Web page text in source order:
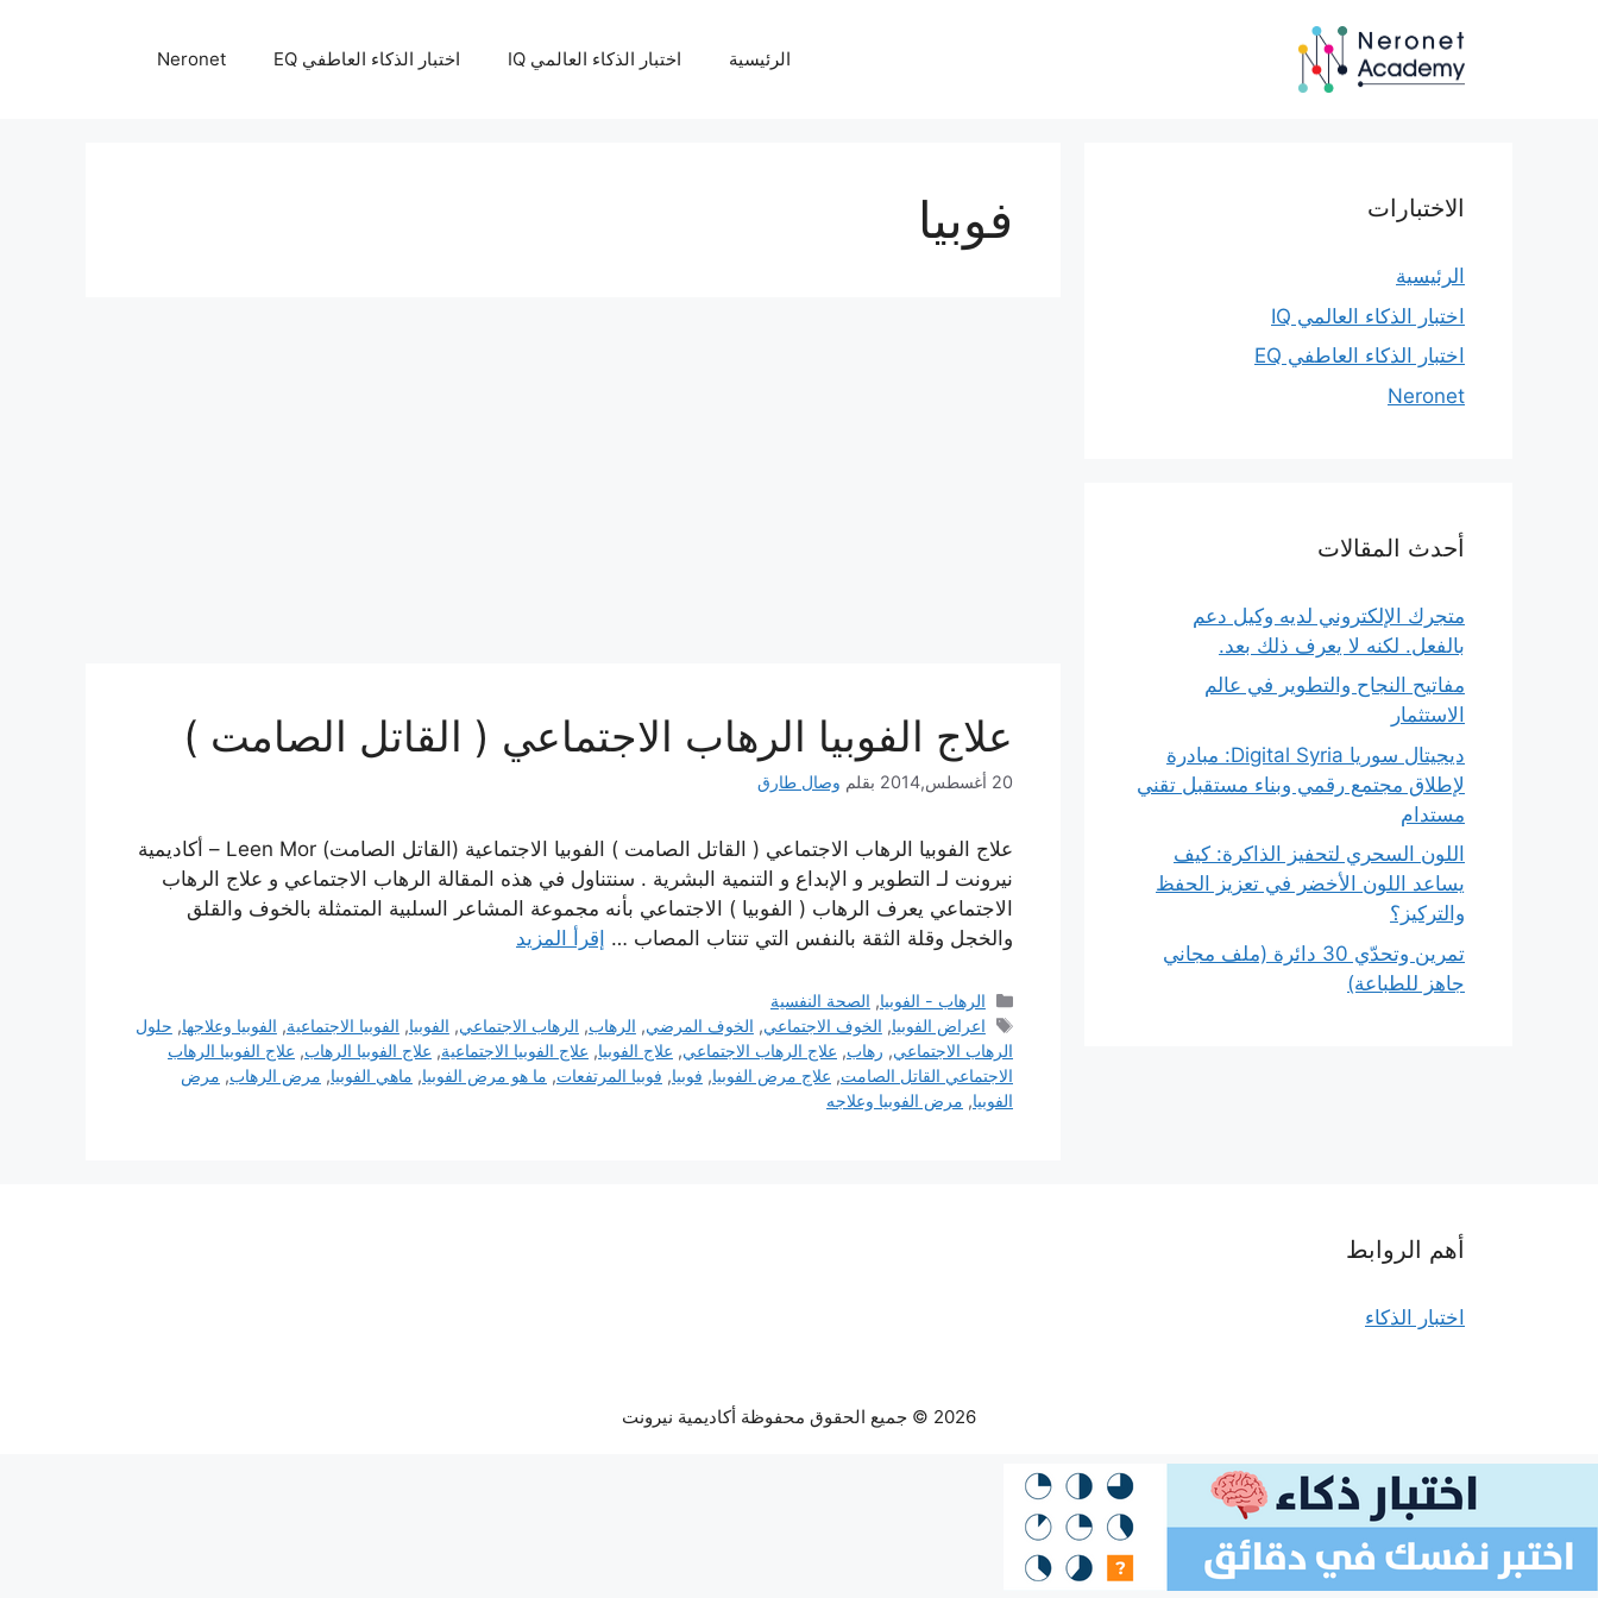
الرئيسية اختبار الذكاء العالمي IQ اختبار الذكاء العاطفي EQ Neronet
فوبيا
علاج الفوبيا الرهاب الاجتماعي ( القاتل الصامت )
20 أغسطس,2014 بقلم وصال طارق
علاج الفوبيا الرهاب الاجتماعي ( القاتل الصامت ) الفوبيا الاجتماعية (القاتل الصامت) Leen Mor – أكاديمية
نيرونت لـ التطوير و الإبداع و التنمية البشرية . سنتناول في هذه المقالة الرهاب الاجتماعي و علاج الرهاب
الاجتماعي يعرف الرهاب ( الفوبيا ) الاجتماعي بأنه مجموعة المشاعر السلبية المتمثلة بالخوف والقلق
والخجل وقلة الثقة بالنفس التي تنتاب المصاب … إقرأ المزيد
التصنيفات
الرهاب - الفوبيا, الصحة النفسية
الوسوم
اعراض الفوبيا, الخوف الاجتماعي, الخوف المرضي, الرهاب, الرهاب الاجتماعي, الفوبيا, الفوبيا الاجتماعية, الفوبيا وعلاجها, حلول
الرهاب الاجتماعي, رهاب, علاج الرهاب الاجتماعي, علاج الفوبيا, علاج الفوبيا الاجتماعية, علاج الفوبيا الرهاب, علاج الفوبيا الرهاب
الاجتماعي القاتل الصامت, علاج مرض الفوبيا, فوبيا, فوبيا المرتفعات, ما هو مرض الفوبيا, ماهي الفوبيا, مرض الرهاب, مرض
الفوبيا, مرض الفوبيا وعلاجه
الاختبارات
الرئيسية
اختبار الذكاء العالمي IQ
اختبار الذكاء العاطفي EQ
Neronet
أحدث المقالات
متجرك الإلكتروني لديه وكيل دعم
بالفعل. لكنه لا يعرف ذلك بعد.
مفاتيح النجاح والتطوير في عالم
الاستثمار
ديجيتال سوريا Digital Syria: مبادرة
لإطلاق مجتمع رقمي وبناء مستقبل تقني
مستدام
اللون السحري لتحفيز الذاكرة: كيف
يساعد اللون الأخضر في تعزيز الحفظ
والتركيز؟
تمرين وتحدّي 30 دائرة (ملف مجاني
جاهز للطباعة)
أهم الروابط
اختبار الذكاء
2026 © جميع الحقوق محفوظة أكاديمية نيرونت